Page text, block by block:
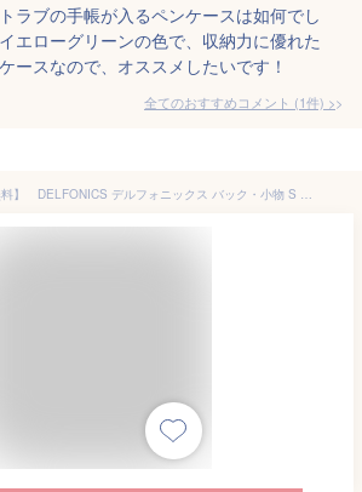
ラブの手帳が入るペンケースは如何でし
エローグリーンの色で、収納力に優れた
ースなので、オススメしたいです！
全てのおすすめコメント (1件) >
【メール便送料無料】 DELFONICS デルフォニックス バック・小物 S インナーキャリングエアーS バッグインバッグ バックインバック 手帳が入るペンケース 小さめ 大きめ リュック 整理 a4 軽い メンズ 縦型 スケジュール帳 手帳のタイムキーパー